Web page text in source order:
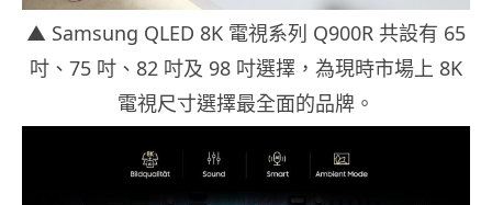
▲ Samsung QLED 8K 電視系列 Q900R 共設有 65
吋、75 吋、82 吋及 98 吋選擇，為現時市場上 8K
電視尺寸選擇最全面的品牌。